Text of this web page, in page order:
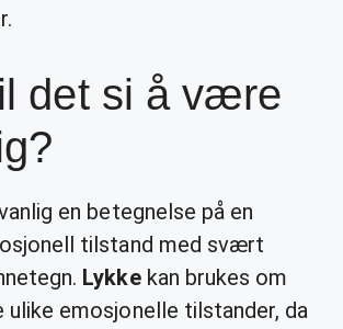
det si å være
en betegnelse på en
tilstand med svært
Lykkekan brukes om
ulike emosjonelle tilstander, da